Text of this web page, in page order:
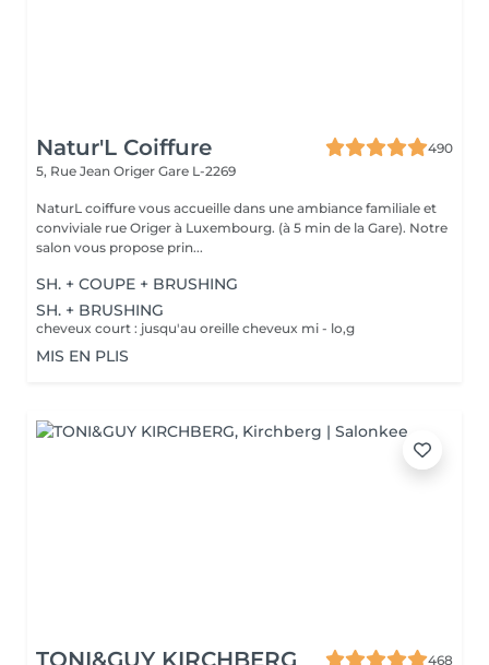
Natur'L Coiffure
490
5, Rue Jean Origer Gare L-2269
NaturL coiffure vous accueille dans une ambiance familiale et
conviviale rue Origer à Luxembourg. (à 5 min de la Gare). Notre
salon vous propose prin...
SH. + COUPE + BRUSHING
SH. + BRUSHING
cheveux court : jusqu'au oreille cheveux mi - lo,g
MIS EN PLIS
TONI&GUY KIRCHBERG
468